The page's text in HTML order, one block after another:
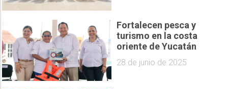
Fortalecen pesca y
turismo en la costa
oriente de Yucatán
28 de junio de 2025